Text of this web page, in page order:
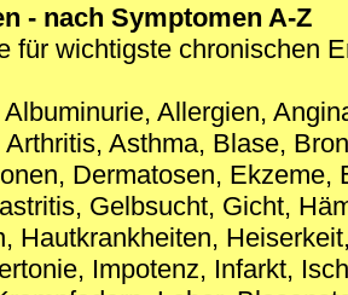
- nach Symptomen A-Z
für wichtigste chronischen
Allergien,
Asthma, Blase,
Dermatosen, Ekzeme,
Gelbsucht, Gicht,
Hautkrankheiten,
Impotenz, Infarkt,